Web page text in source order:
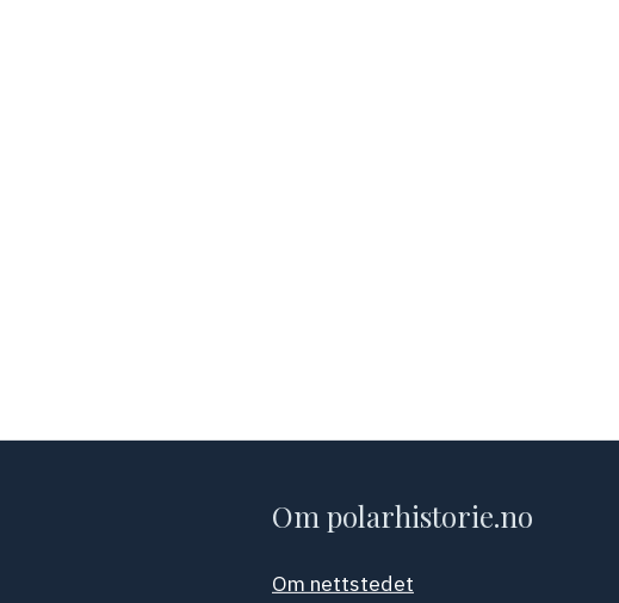
Om polarhistorie.no
Om nettstedet